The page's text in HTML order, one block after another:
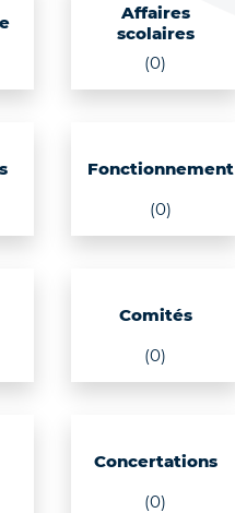
Affaires
scolaires
(0)
Fonctionnement
(0)
Comités
(0)
Concertations
(0)